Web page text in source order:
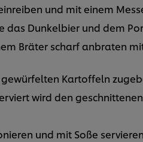
und mit einem
das Dunkelbier und dem
Bräter scharf anbraten
gewürfelten Kartoffeln
wird den
und mit Soße servieren